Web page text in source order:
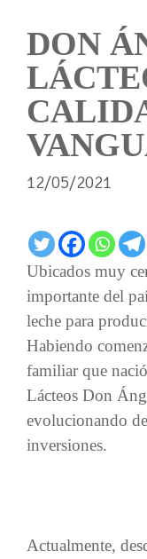
DON
12/05/2021
Ubicados muy
importante del
leche para
Habiendo
familiar que
Lácteos Don
evolucionando
inversiones.
Actualmente,